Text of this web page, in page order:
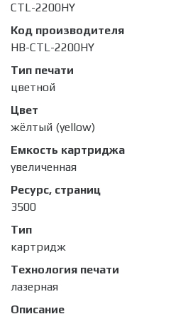
CTL-2200HY
Код производителя
HB-CTL-2200HY
Тип печати
цветной
Цвет
жёлтый (yellow)
Емкость картриджа
увеличенная
Ресурс, страниц
3500
Тип
картридж
Технология печати
лазерная
Описание